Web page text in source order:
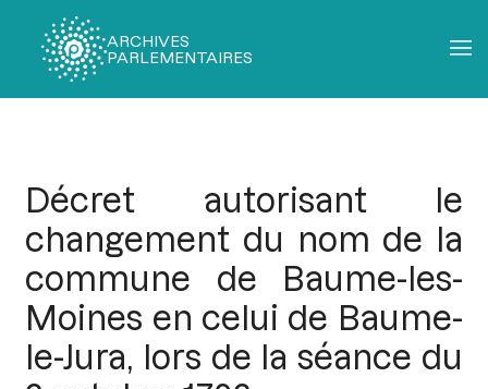
ARCHIVES
PARLEMENTAIRES
Décret autorisant le
changement du nom de la
commune de Baume-les-
Moines en celui de Baume-
le-Jura, lors de la séance du